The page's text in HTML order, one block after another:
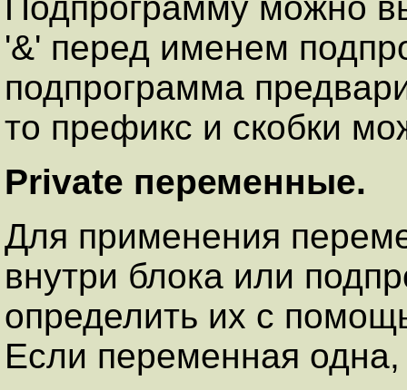
Подпрограмму можно
'&' перед именем
подпрограмма
то префикс и скобки
Private переменные.
Для применения
внутри блока или
определить их с
Если переменная одна,